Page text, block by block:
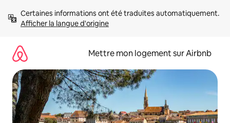
directement
Afficher la langue d'origine
Mettre mon logement sur Airbnb